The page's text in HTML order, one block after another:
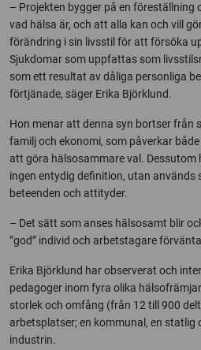
– Projekten bygger på en föreställning
vad hälsa är, och att alla kan och vill
förändring i sin livsstil för att försöka
Sjukdomar som uppfattas som
som ett resultat av dåliga personliga
förtjänade, säger Erika Björklund.
Hon menar att denna syn bortser från
familj och ekonomi, som påverkar
att göra hälsosammare val. Dessutom
ingen entydig definition, utan används
beteenden och attityder.
– Det sätt som anses hälsosamt blir
”god” individ och arbetstagare
Erika Björklund har observerat och
pedagoger inom fyra olika
storlek och omfång (från 12 till 900
arbetsplatser; en kommunal, en statlig
industrin.